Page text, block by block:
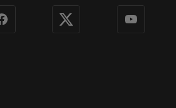
Facebook X YouTube